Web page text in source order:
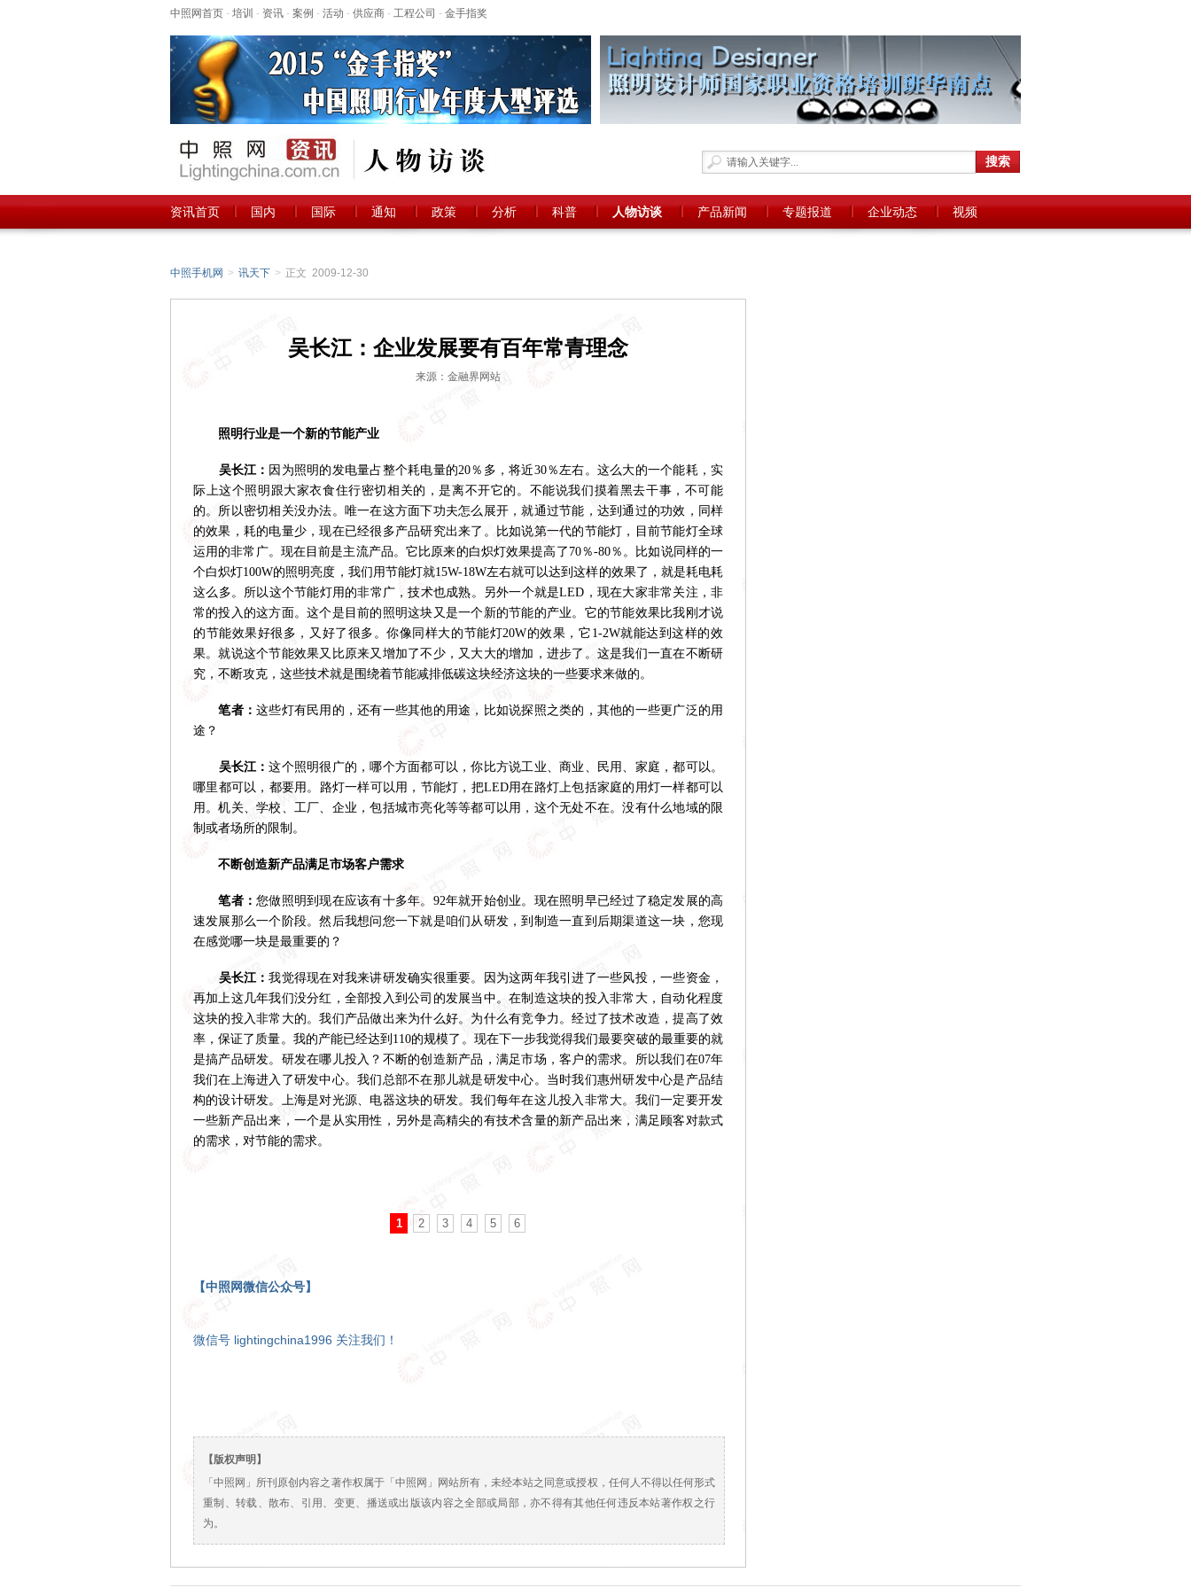
中照网首页 - 培训 - 资讯 - 案例 - 活动 - 供应商 - 工程公司 - 金手指奖
资讯首页 国内 国际 通知 政策 分析 科普 人物访谈 产品新闻 专题报道 企业动态 视频
中照手机网 > 讯天下 > 正文 2009-12-30
吴长江：企业发展要有百年常青理念
来源：金融界网站
照明行业是一个新的节能产业
吴长江： 因为照明的发电量占整个耗电量的20％多，将近30％左右。这么大的一个能耗，实
际上这个照明跟大家衣食住行密切相关的，是离不开它的。不能说我们摸着黑去干事，不可能
的。所以密切相关没办法。唯一在这方面下功夫怎么展开，就通过节能，达到通过的功效，同样
的效果，耗的电量少，现在已经很多产品研究出来了。比如说第一代的节能灯，目前节能灯全球
运用的非常广。现在目前是主流产品。它比原来的白炽灯效果提高了70％-80％。比如说同样的一
个白炽灯100W的照明亮度，我们用节能灯就15W-18W左右就可以达到这样的效果了，就是耗电耗
这么多。所以这个节能灯用的非常广，技术也成熟。另外一个就是LED，现在大家非常关注，非
常的投入的这方面。这个是目前的照明这块又是一个新的节能的产业。它的节能效果比我刚才说
的节能效果好很多，又好了很多。你像同样大的节能灯20W的效果，它1-2W就能达到这样的效
果。就说这个节能效果又比原来又增加了不少，又大大的增加，进步了。这是我们一直在不断研
究，不断攻克，这些技术就是围绕着节能减排低碳这块经济这块的一些要求来做的。
笔者：这些灯有民用的，还有一些其他的用途，比如说探照之类的，其他的一些更广泛的用
途？
吴长江：这个照明很广的，哪个方面都可以，你比方说工业、商业、民用、家庭，都可以。
哪里都可以，都要用。路灯一样可以用，节能灯，把LED用在路灯上包括家庭的用灯一样都可以
用。机关、学校、工厂、企业，包括城市亮化等等都可以用，这个无处不在。没有什么地域的限
制或者场所的限制。
不断创造新产品满足市场客户需求
笔者：您做照明到现在应该有十多年。92年就开始创业。现在照明早已经过了稳定发展的高
速发展那么一个阶段。然后我想问您一下就是咱们从研发，到制造一直到后期渠道这一块，您现
在感觉哪一块是最重要的？
吴长江：我觉得现在对我来讲研发确实很重要。因为这两年我引进了一些风投，一些资金，
再加上这几年我们没分红，全部投入到公司的发展当中。在制造这块的投入非常大，自动化程度
这块的投入非常大的。我们产品做出来为什么好。为什么有竞争力。经过了技术改造，提高了效
率，保证了质量。我的产能已经达到110的规模了。现在下一步我觉得我们最要突破的最重要的就
是搞产品研发。研发在哪儿投入？不断的创造新产品，满足市场，客户的需求。所以我们在07年
我们在上海进入了研发中心。我们总部不在那儿就是研发中心。当时我们惠州研发中心是产品结
构的设计研发。上海是对光源、电器这块的研发。我们每年在这儿投入非常大。我们一定要开发
一些新产品出来，一个是从实用性，另外是高精尖的有技术含量的新产品出来，满足顾客对款式
的需求，对节能的需求。
1 2 3 4 5 6
【中照网微信公众号】
微信号 lightingchina1996 关注我们！
【版权声明】
「中照网」所刊原创内容之著作权属于「中照网」网站所有，未经本站之同意或授权，任何人不得以任何形式
重制、转载、散布、引用、变更、播送或出版该内容之全部或局部，亦不得有其他任何违反本站著作权之行
为。